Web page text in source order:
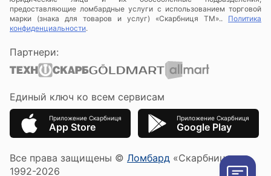
предоставляющие ломбардные услуги с использованием торговой
марки (знака для товаров и услуг) «Скарбниця ТМ».. Политика
конфиденциальности.
Партнери:
Единый ключ ко всем сервисам
Приложение Скарбниця
App Store
Приложение Скарбниця
Google Play
Все права защищены © Ломбард «Скарбниця»
1992-2026